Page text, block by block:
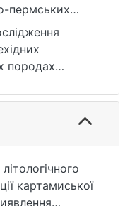
пермських
(Приосоьова
западини)
Тараса
123456789/53
породах
Дніпровсько-
науки.
123456789/53
картамиської